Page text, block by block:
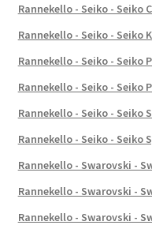
Rannekello - Seiko - Seiko
Rannekello - Seiko - Seiko
Rannekello - Seiko - Seiko
Rannekello - Seiko - Seiko
Rannekello - Seiko - Seiko
Rannekello - Seiko - Seiko
Rannekello - Swarovski -
Rannekello - Swarovski -
Rannekello - Swarovski -